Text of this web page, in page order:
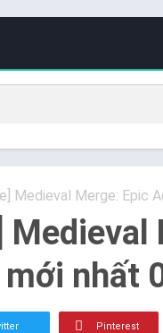
Medieval Merge: Epic
Medieval
nhất
Pinterest